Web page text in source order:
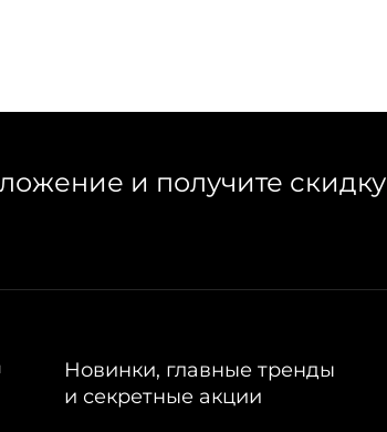
и получите скидку
Новинки, главные тренды
и секретные акции